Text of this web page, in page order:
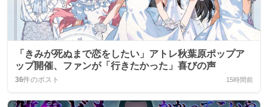
「きみが死ぬまで恋をしたい」アトレ秋葉原ポップア
ップ開催、ファンが「行きたかった」喜びの声
36件のポスト 15時間前